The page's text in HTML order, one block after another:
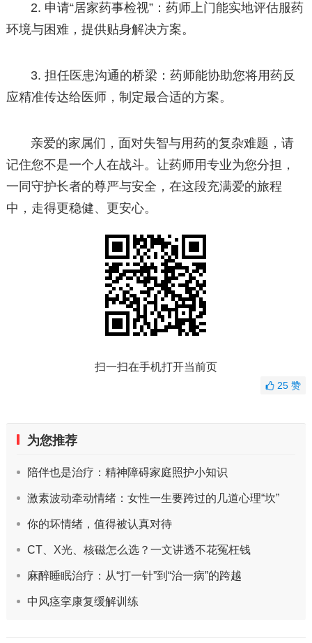
2. 申请“居家药事检视”：药师上门能实地评估服药
环境与困难，提供贴身解决方案。
3. 担任医患沟通的桥梁：药师能协助您将用药反
应精准传达给医师，制定最合适的方案。
亲爱的家属们，面对失智与用药的复杂难题，请
记住您不是一个人在战斗。让药师用专业为您分担，
一同守护长者的尊严与安全，在这段充满爱的旅程
中，走得更稳健、更安心。
扫一扫在手机打开当前页
25赞
为您推荐
陪伴也是治疗：精神障碍家庭照护小知识
激素波动牵动情绪：女性一生要跨过的几道心理“坎”
你的坏情绪，值得被认真对待
CT、X光、核磁怎么选？一文讲透不花冤枉钱
麻醉睡眠治疗：从“打一针”到“治一病”的跨越
中风痉挛康复缓解训练